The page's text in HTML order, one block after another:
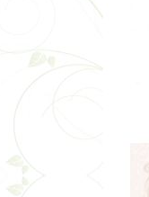
实
普